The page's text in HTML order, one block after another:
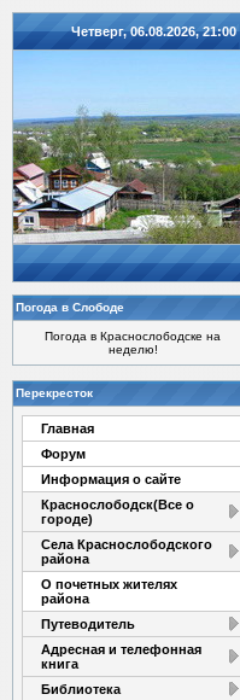
Четверг, 06.08.2026, 21:00
Погода в Слободе
Погода в Краснослободске на
неделю!
Перекресток
Главная
Форум
Информация о сайте
Краснослободск(Все о
городе)
Села Краснослободского
района
О почетных жителях
района
Путеводитель
Адресная и телефонная
книга
Библиотека